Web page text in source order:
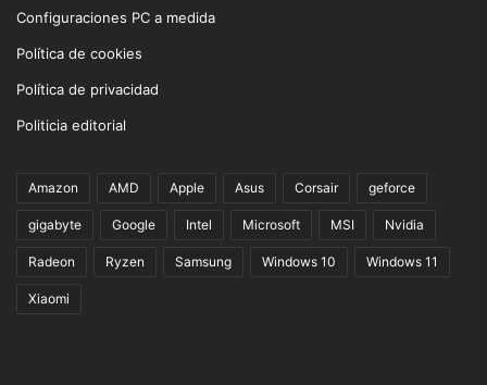
Configuraciones PC a medida
Política de cookies
Política de privacidad
Politicia editorial
Amazon AMD Apple Asus Corsair geforce
gigabyte Google Intel Microsoft MSI Nvidia
Radeon Ryzen Samsung Windows 10 Windows 11
Xiaomi